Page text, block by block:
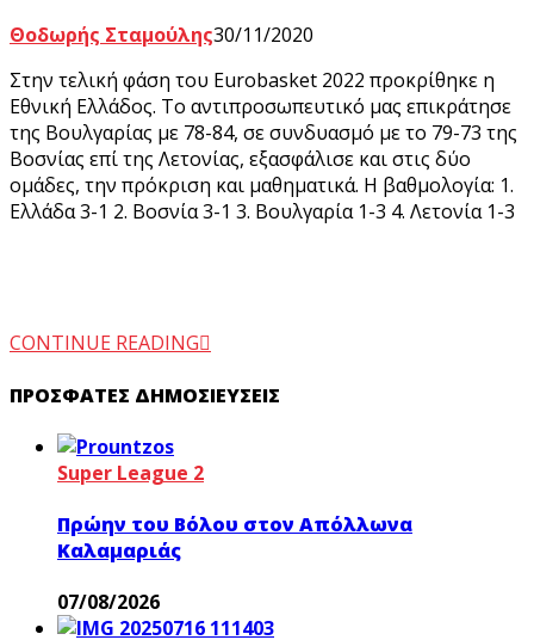
Θοδωρής Σταμούλης30/11/2020
Στην τελική φάση του Eurobasket 2022 προκρίθηκε η
Εθνική Ελλάδος. Το αντιπροσωπευτικό μας επικράτησε
της Βουλγαρίας με 78-84, σε συνδυασμό με το 79-73 της
Βοσνίας επί της Λετονίας, εξασφάλισε και στις δύο
ομάδες, την πρόκριση και μαθηματικά. Η βαθμολογία: 1.
Ελλάδα 3-1 2. Βοσνία 3-1 3. Βουλγαρία 1-3 4. Λετονία 1-3
CONTINUE READING
ΠΡΌΣΦΑΤΕΣ ΔΗΜΟΣΙΕΎΣΕΙΣ
Super League 2
Πρώην του Βόλου στον Απόλλωνα
Καλαμαριάς
07/08/2026